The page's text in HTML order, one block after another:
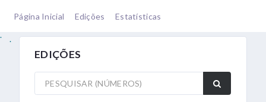
Página Inicial
Edições
Estatísticas
.
.
EDIÇÕES